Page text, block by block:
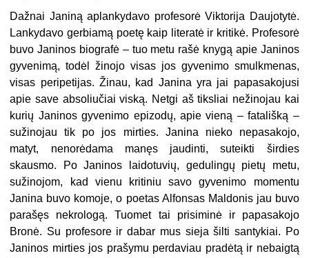
Dažnai Janiną aplankydavo profesorė Viktorija Daujotytė.
Lankydavo gerbiamą poetę kaip literatė ir kritikė. Profesorė
buvo Janinos biografė – tuo metu rašė knygą apie Janinos
gyvenimą, todėl žinojo visas jos gyvenimo smulkmenas,
visas peripetijas. Žinau, kad Janina yra jai papasakojusi
apie save absoliučiai viską. Netgi aš tiksliai nežinojau kai
kurių Janinos gyvenimo epizodų, apie vieną – fatališką –
sužinojau tik po jos mirties. Janina nieko nepasakojo,
matyt, nenorėdama manęs jaudinti, suteikti širdies
skausmo. Po Janinos laidotuvių, gedulingų pietų metu,
sužinojom, kad vienu kritiniu savo gyvenimo momentu
Janina buvo komoje, o poetas Alfonsas Maldonis jau buvo
parašęs nekrologą. Tuomet tai prisiminė ir papasakojo
Bronė. Su profesore ir dabar mus sieja šilti santykiai. Po
Janinos mirties jos prašymu perdaviau pradėtą ir nebaigtą